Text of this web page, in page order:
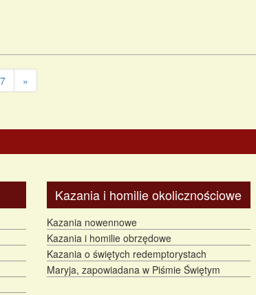
7 »
Kazania i homilie okolicznościowe
Kazania nowennowe
Kazania i homilie obrzędowe
Kazania o świętych redemptorystach
Maryja, zapowiadana w Piśmie Świętym